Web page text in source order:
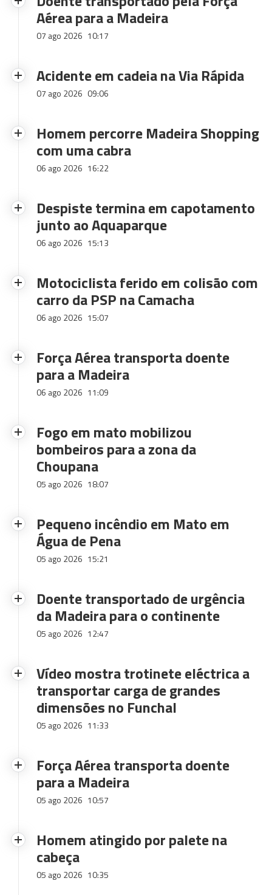
Aérea para a Madeira
07 ago 2026 10:17
Acidente em cadeia na Via Rápida
07 ago 2026 09:06
Homem percorre Madeira Shopping
com uma cabra
06 ago 2026 16:22
Despiste termina em capotamento
junto ao Aquaparque
06 ago 2026 15:13
Motociclista ferido em colisão com
carro da PSP na Camacha
06 ago 2026 15:07
Força Aérea transporta doente
para a Madeira
06 ago 2026 11:09
Fogo em mato mobilizou
bombeiros para a zona da
Choupana
05 ago 2026 18:07
Pequeno incêndio em Mato em
Água de Pena
05 ago 2026 15:21
Doente transportado de urgência
da Madeira para o continente
05 ago 2026 12:47
Vídeo mostra trotinete eléctrica a
transportar carga de grandes
dimensões no Funchal
05 ago 2026 11:33
Força Aérea transporta doente
para a Madeira
05 ago 2026 10:57
Homem atingido por palete na
cabeça
05 ago 2026 10:35